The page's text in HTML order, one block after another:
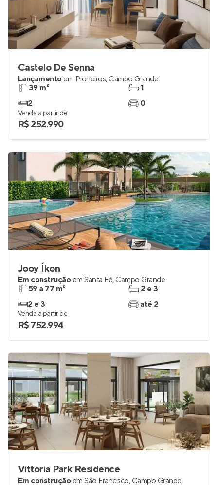
Castelo De Senna
Lançamento em Pioneiros, Campo Grande
39 m²
2
1
0
Venda a partir de
R$ 252.990
Jooy Íkon
Em construção em Santa Fé, Campo Grande
59 a 77 m²
2 e 3
2 e 3
até 2
Venda a partir de
R$ 752.994
Vittoria Park Residence
Em construção em São Francisco, Campo Grande